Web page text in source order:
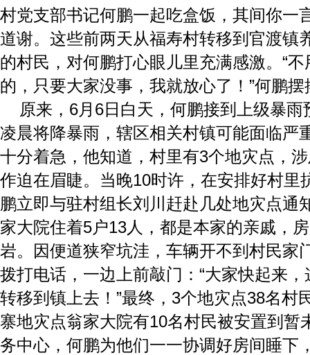
村党支部书记何鹏一起吃盒饭，其间你一
道谢。这些前两天从福寿村转移到官渡镇
的村民，对何鹏打心眼儿里充满感激。“
的，只要大家没事，我就放心了！”何鹏
原来，6月6日白天，何鹏接到上级暴
凌晨将降暴雨，辖区相关村镇可能面临严
十分着急，他知道，村里有3个地灾点，
作迫在眉睫。当晚10时许，在安排好村里
鹏立即与驻村组长刘川赶赴几处地灾点通
家大院住着5户13人，都是本家的亲戚，
岩。因便道狭窄坑洼，车辆开不到村民家
拨打电话，一边上前敲门：“大家快起来
转移到镇上去！”最终，3个地灾点38名村
寨地灾点翁家大院有10名村民被安置到暂
务中心，何鹏为他们一一协调好房间睡下